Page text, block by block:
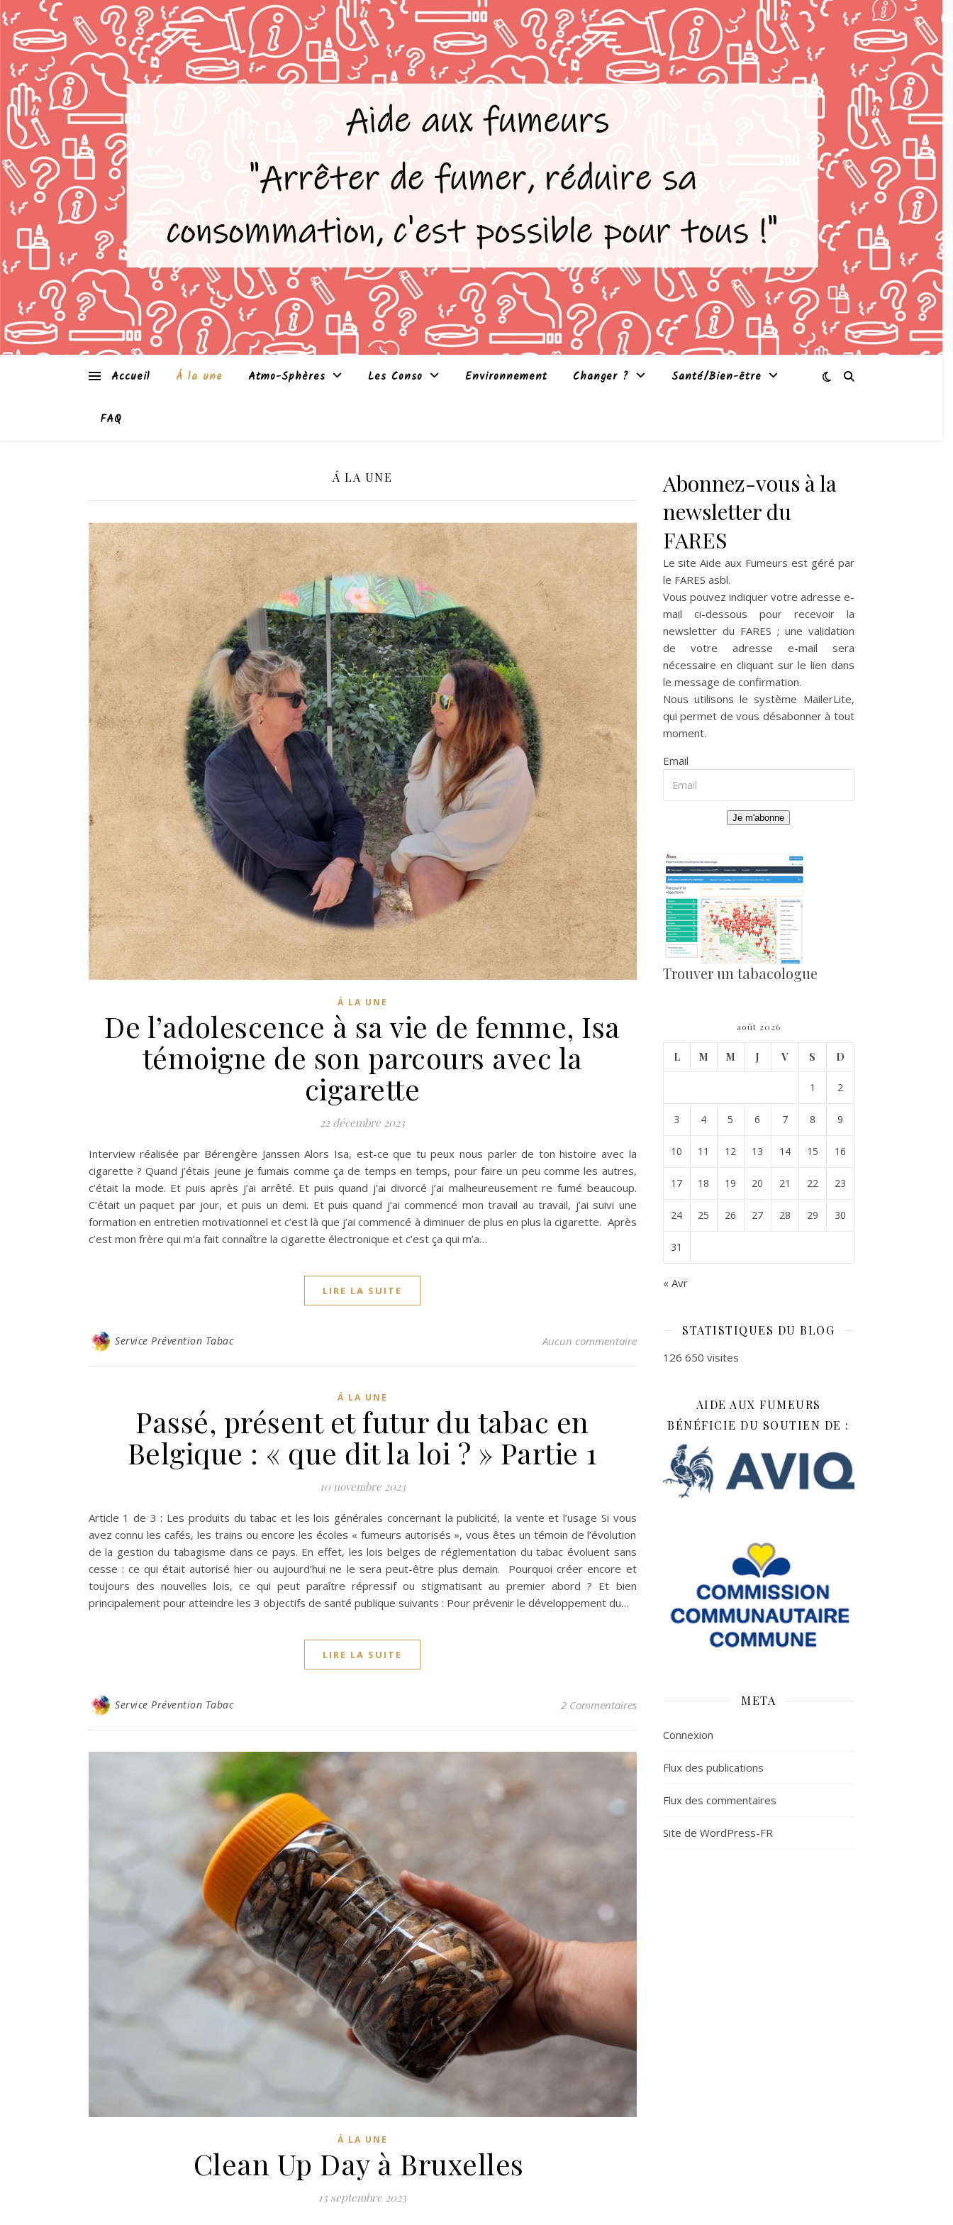
Accueil Á la une Atmo-Sphères Les Conso Environnement Changer ? Santé/Bien-être
FAQ
Á LA UNE
Á LA UNE
De l’adolescence à sa vie de femme, Isa
témoigne de son parcours avec la
cigarette
22 décembre 2023
Interview réalisée par Bérengère Janssen Alors Isa, est-ce que tu peux nous parler de ton histoire avec la
cigarette ? Quand j’étais jeune je fumais comme ça de temps en temps, pour faire un peu comme les autres,
c’était la mode. Et puis après j’ai arrêté. Et puis quand j’ai divorcé j’ai malheureusement re fumé beaucoup.
C’était un paquet par jour, et puis un demi. Et puis quand j’ai commencé mon travail au travail, j’ai suivi une
formation en entretien motivationnel et c’est là que j’ai commencé à diminuer de plus en plus la cigarette. Après
c’est mon frère qui m’a fait connaître la cigarette électronique et c’est ça qui m’a…
LIRE LA SUITE
Service Prévention Tabac Aucun commentaire
Á LA UNE
Passé, présent et futur du tabac en
Belgique : « que dit la loi ? » Partie 1
10 novembre 2023
Article 1 de 3 : Les produits du tabac et les lois générales concernant la publicité, la vente et l’usage Si vous
avez connu les cafés, les trains ou encore les écoles « fumeurs autorisés », vous êtes un témoin de l’évolution
de la gestion du tabagisme dans ce pays. En effet, les lois belges de réglementation du tabac évoluent sans
cesse : ce qui était autorisé hier ou aujourd’hui ne le sera peut-être plus demain. Pourquoi créer encore et
toujours des nouvelles lois, ce qui peut paraître répressif ou stigmatisant au premier abord ? Et bien
principalement pour atteindre les 3 objectifs de santé publique suivants : Pour prévenir le développement du…
LIRE LA SUITE
Service Prévention Tabac 2 Commentaires
Á LA UNE
Clean Up Day à Bruxelles
13 septembre 2023
Abonnez-vous à la
newsletter du
FARES
Le site Aide aux Fumeurs est géré par
le FARES asbl.
Vous pouvez indiquer votre adresse e-
mail ci-dessous pour recevoir la
newsletter du FARES ; une validation
de votre adresse e-mail sera
nécessaire en cliquant sur le lien dans
le message de confirmation.
Nous utilisons le système MailerLite,
qui permet de vous désabonner à tout
moment.
Email
Je m'abonne
Trouver un tabacologue
août 2026
L M M J V S D
1 2
3 4 5 6 7 8 9
10 11 12 13 14 15 16
17 18 19 20 21 22 23
24 25 26 27 28 29 30
31
« Avr
STATISTIQUES DU BLOG
126 650 visites
AIDE AUX FUMEURS
BÉNÉFICIE DU SOUTIEN DE :
META
Connexion
Flux des publications
Flux des commentaires
Site de WordPress-FR